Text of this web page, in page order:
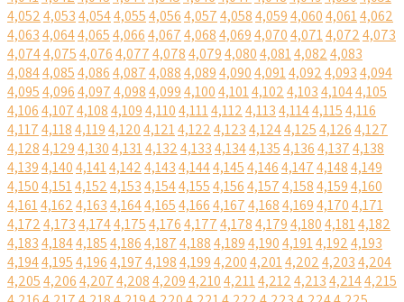
4,0524,0534,0544,0554,0564,0574,0584,0594,0604,0614,062
4,0634,0644,0654,0664,0674,0684,0694,0704,0714,0724,073
4,0744,0754,0764,0774,0784,0794,0804,0814,0824,083
4,0844,0854,0864,0874,0884,0894,0904,0914,0924,0934,094
4,0954,0964,0974,0984,0994,1004,1014,1024,1034,1044,105
4,1064,1074,1084,1094,1104,1114,1124,1134,1144,1154,116
4,1174,1184,1194,1204,1214,1224,1234,1244,1254,1264,127
4,1284,1294,1304,1314,1324,1334,1344,1354,1364,1374,138
4,1394,1404,1414,1424,1434,1444,1454,1464,1474,1484,149
4,1504,1514,1524,1534,1544,1554,1564,1574,1584,1594,160
4,1614,1624,1634,1644,1654,1664,1674,1684,1694,1704,171
4,1724,1734,1744,1754,1764,1774,1784,1794,1804,1814,182
4,1834,1844,1854,1864,1874,1884,1894,1904,1914,1924,193
4,1944,1954,1964,1974,1984,1994,2004,2014,2024,2034,204
4,2054,2064,2074,2084,2094,2104,2114,2124,2134,2144,215